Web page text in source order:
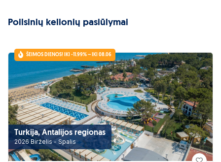
Poilsinių kelionių pasiūlymai
ŠEIMOS DIENOS! IKI -11.99% – IKI 08.06
Turkija, Antalijos regionas
2026 Birželis - Spalis